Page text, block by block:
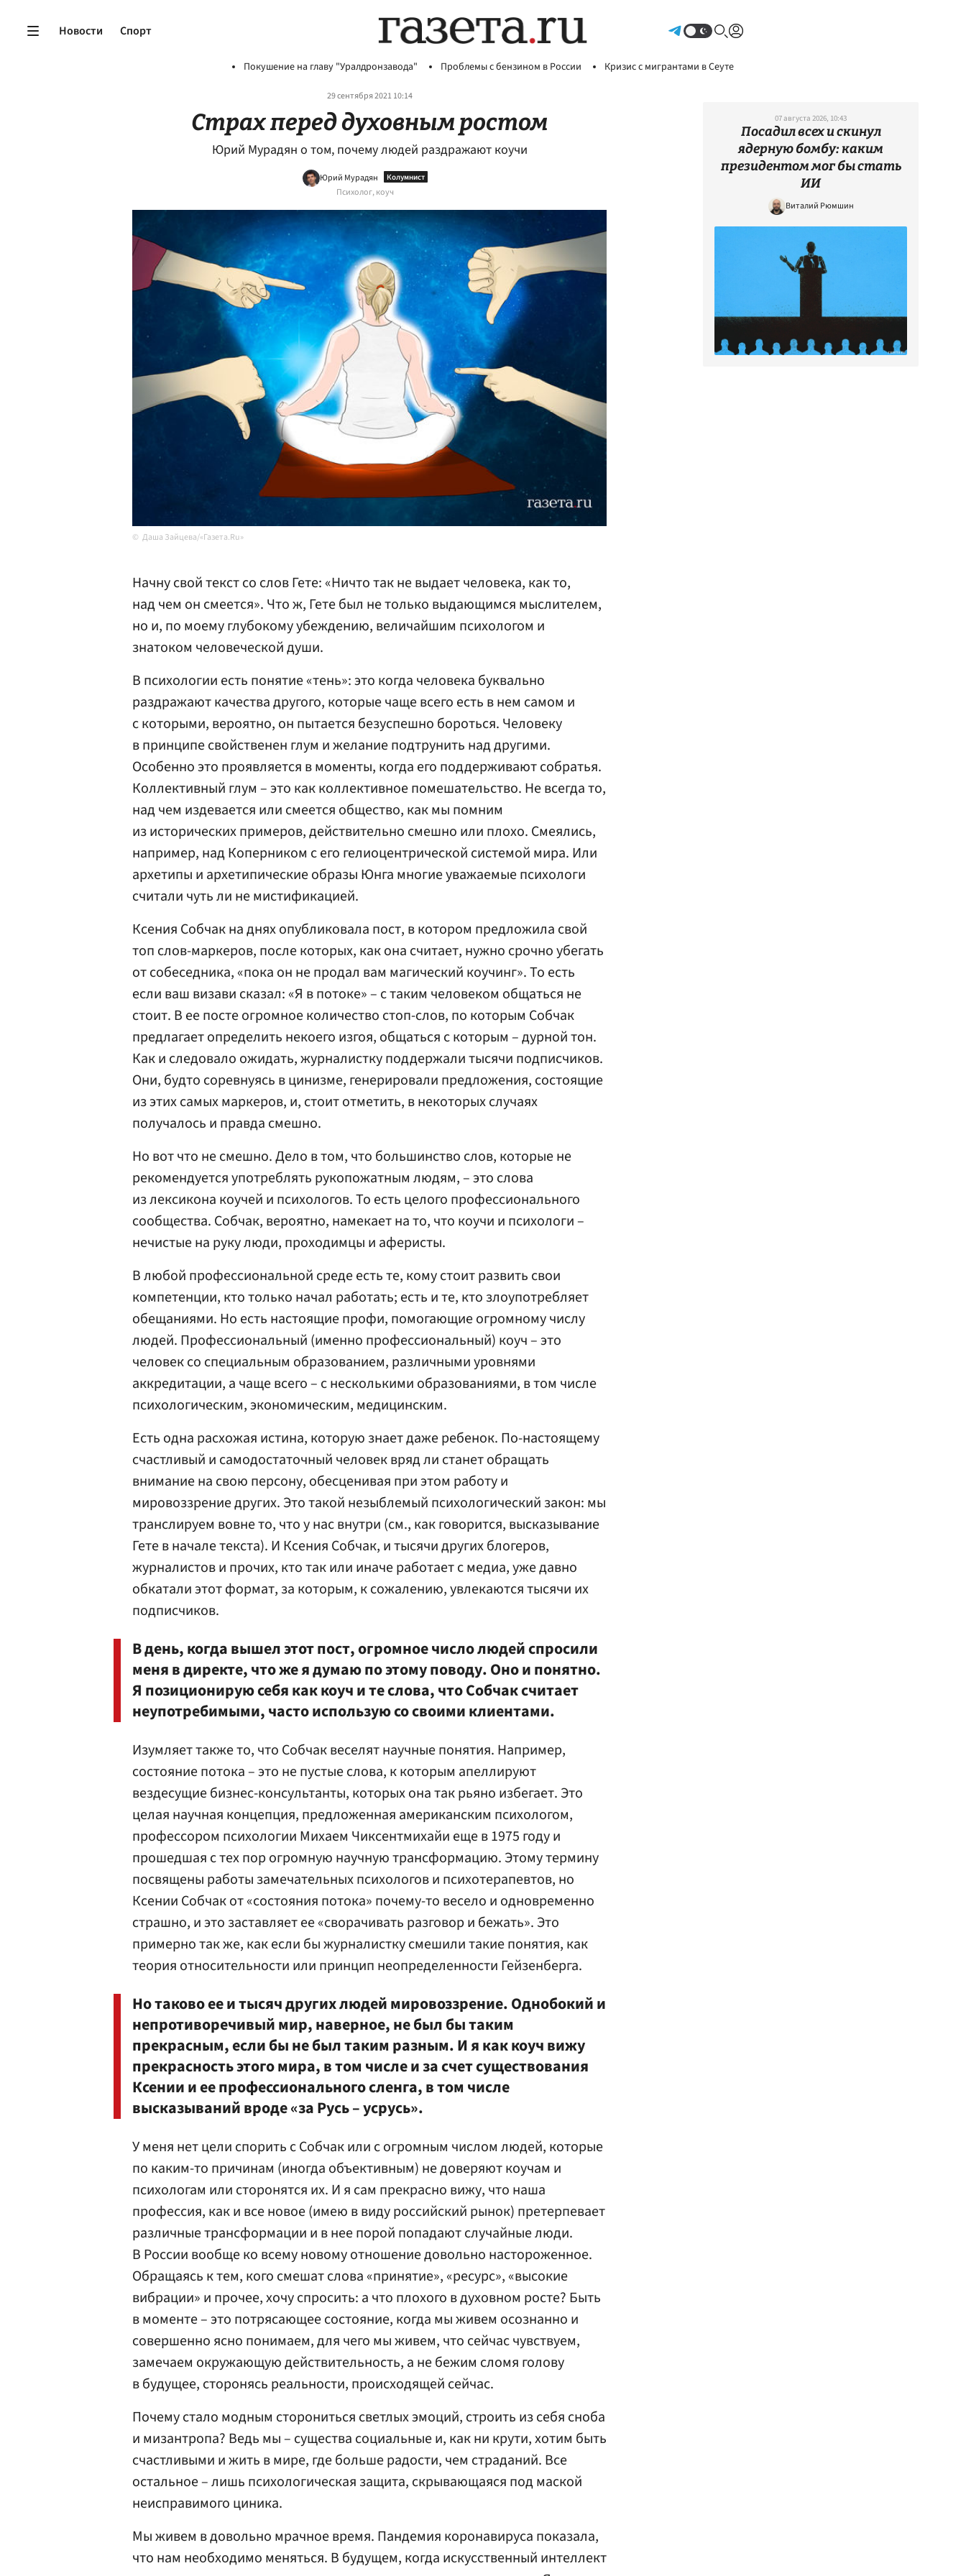
Новости Спорт
Покушение на главу "Уралдронзавода" Проблемы с бензином в России Кризис с мигрантами в Сеуте
29 сентября 2021 10:14
Страх перед духовным ростом
Юрий Мурадян о том, почему людей раздражают коучи
Юрий Мурадян
Психолог, коуч
Даша Зайцева/«Газета.Ru»
Начну свой текст со слов Гете: «Ничто так не выдает человека, как то,
над чем он смеется». Что ж, Гете был не только выдающимся мыслителем,
но и, по моему глубокому убеждению, величайшим психологом и
знатоком человеческой души.
В психологии есть понятие «тень»: это когда человека буквально
раздражают качества другого, которые чаще всего есть в нем самом и
с которыми, вероятно, он пытается безуспешно бороться. Человеку
в принципе свойственен глум и желание подтрунить над другими.
Особенно это проявляется в моменты, когда его поддерживают собратья.
Коллективный глум – это как коллективное помешательство. Не всегда то,
над чем издевается или смеется общество, как мы помним
из исторических примеров, действительно смешно или плохо. Смеялись,
например, над Коперником с его гелиоцентрической системой мира. Или
архетипы и архетипические образы Юнга многие уважаемые психологи
считали чуть ли не мистификацией.
Ксения Собчак на днях опубликовала пост, в котором предложила свой
топ слов-маркеров, после которых, как она считает, нужно срочно убегать
от собеседника, «пока он не продал вам магический коучинг». То есть
если ваш визави сказал: «Я в потоке» – с таким человеком общаться не
стоит. В ее посте огромное количество стоп-слов, по которым Собчак
предлагает определить некоего изгоя, общаться с которым – дурной тон.
Как и следовало ожидать, журналистку поддержали тысячи подписчиков.
Они, будто соревнуясь в цинизме, генерировали предложения, состоящие
из этих самых маркеров, и, стоит отметить, в некоторых случаях
получалось и правда смешно.
Но вот что не смешно. Дело в том, что большинство слов, которые не
рекомендуется употреблять рукопожатным людям, – это слова
из лексикона коучей и психологов. То есть целого профессионального
сообщества. Собчак, вероятно, намекает на то, что коучи и психологи –
нечистые на руку люди, проходимцы и аферисты.
В любой профессиональной среде есть те, кому стоит развить свои
компетенции, кто только начал работать; есть и те, кто злоупотребляет
обещаниями. Но есть настоящие профи, помогающие огромному числу
людей. Профессиональный (именно профессиональный) коуч – это
человек со специальным образованием, различными уровнями
аккредитации, а чаще всего – с несколькими образованиями, в том числе
психологическим, экономическим, медицинским.
Есть одна расхожая истина, которую знает даже ребенок. По-настоящему
счастливый и самодостаточный человек вряд ли станет обращать
внимание на свою персону, обесценивая при этом работу и
мировоззрение других. Это такой незыблемый психологический закон: мы
транслируем вовне то, что у нас внутри (см., как говорится, высказывание
Гете в начале текста). И Ксения Собчак, и тысячи других блогеров,
журналистов и прочих, кто так или иначе работает с медиа, уже давно
обкатали этот формат, за которым, к сожалению, увлекаются тысячи их
подписчиков.
В день, когда вышел этот пост, огромное число людей спросили
меня в директе, что же я думаю по этому поводу. Оно и понятно.
Я позиционирую себя как коуч и те слова, что Собчак считает
неупотребимыми, часто использую со своими клиентами.
Изумляет также то, что Собчак веселят научные понятия. Например,
состояние потока – это не пустые слова, к которым апеллируют
вездесущие бизнес-консультанты, которых она так рьяно избегает. Это
целая научная концепция, предложенная американским психологом,
профессором психологии Михаем Чиксентмихайи еще в 1975 году и
прошедшая с тех пор огромную научную трансформацию. Этому термину
посвящены работы замечательных психологов и психотерапевтов, но
Ксении Собчак от «состояния потока» почему-то весело и одновременно
страшно, и это заставляет ее «сворачивать разговор и бежать». Это
примерно так же, как если бы журналистку смешили такие понятия, как
теория относительности или принцип неопределенности Гейзенберга.
Но таково ее и тысяч других людей мировоззрение. Однобокий и
непротиворечивый мир, наверное, не был бы таким
прекрасным, если бы не был таким разным. И я как коуч вижу
прекрасность этого мира, в том числе и за счет существования
Ксении и ее профессионального сленга, в том числе
высказываний вроде «за Русь – усрусь».
У меня нет цели спорить с Собчак или с огромным числом людей, которые
по каким-то причинам (иногда объективным) не доверяют коучам и
психологам или сторонятся их. И я сам прекрасно вижу, что наша
профессия, как и все новое (имею в виду российский рынок) претерпевает
различные трансформации и в нее порой попадают случайные люди.
В России вообще ко всему новому отношение довольно настороженное.
Обращаясь к тем, кого смешат слова «принятие», «ресурс», «высокие
вибрации» и прочее, хочу спросить: а что плохого в духовном росте? Быть
в моменте – это потрясающее состояние, когда мы живем осознанно и
совершенно ясно понимаем, для чего мы живем, что сейчас чувствуем,
замечаем окружающую действительность, а не бежим сломя голову
в будущее, сторонясь реальности, происходящей сейчас.
Почему стало модным сторониться светлых эмоций, строить из себя сноба
и мизантропа? Ведь мы – существа социальные и, как ни крути, хотим быть
счастливыми и жить в мире, где больше радости, чем страданий. Все
остальное – лишь психологическая защита, скрывающаяся под маской
неисправимого циника.
Мы живем в довольно мрачное время. Пандемия коронавируса показала,
что нам необходимо меняться. В будущем, когда искусственный интеллект
07 августа 2026, 10:43
Посадил всех и скинул
ядерную бомбу: каким
президентом мог бы стать
ИИ
Виталий Рюмшин